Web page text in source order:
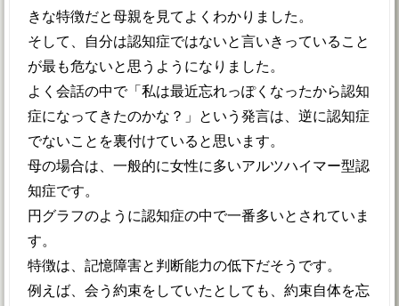
きな特徴だと母親を見てよくわかりました。
そして、自分は認知症ではないと言いきっていること
が最も危ないと思うようになりました。
よく会話の中で「私は最近忘れっぽくなったから認知
症になってきたのかな？」という発言は、逆に認知症
でないことを裏付けていると思います。
母の場合は、一般的に女性に多いアルツハイマー型認
知症です。
円グラフのように認知症の中で一番多いとされていま
す。
特徴は、記憶障害と判断能力の低下だそうです。
例えば、会う約束をしていたとしても、約束自体を忘